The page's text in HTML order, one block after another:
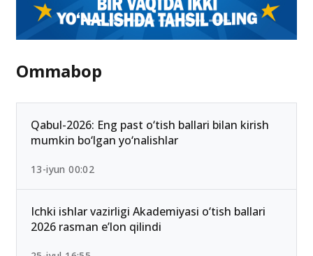
Ommabop
Qabul-2026: Eng past o‘tish ballari bilan kirish
mumkin bo‘lgan yo‘nalishlar
13-iyun 00:02
Ichki ishlar vazirligi Akademiyasi o‘tish ballari
2026 rasman e’lon qilindi